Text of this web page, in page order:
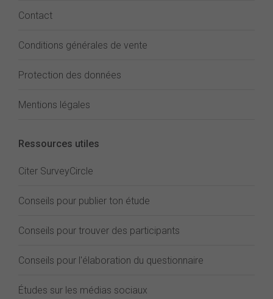
Contact
Conditions générales de vente
Protection des données
Mentions légales
Ressources utiles
Citer SurveyCircle
Conseils pour publier ton étude
Conseils pour trouver des participants
Conseils pour l'élaboration du questionnaire
Études sur les médias sociaux